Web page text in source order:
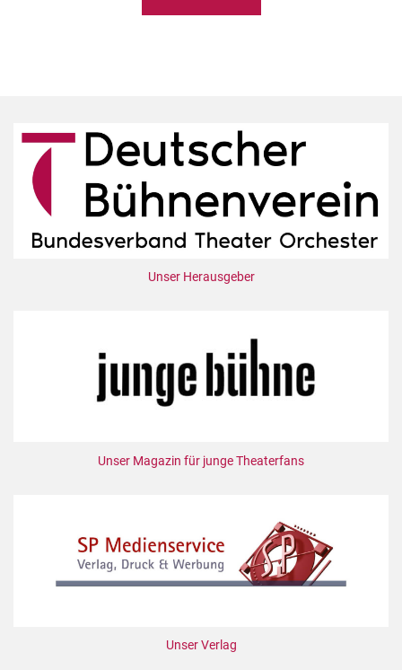
Unser Herausgeber
Unser Magazin für junge Theaterfans
Unser Verlag